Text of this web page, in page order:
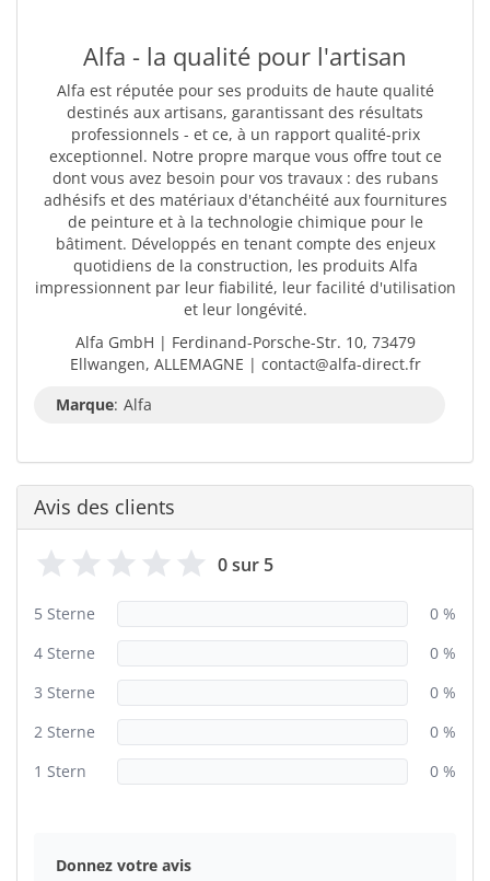
Alfa - la qualité pour l'artisan
Alfa est réputée pour ses produits de haute qualité
destinés aux artisans, garantissant des résultats
professionnels - et ce, à un rapport qualité-prix
exceptionnel. Notre propre marque vous offre tout ce
dont vous avez besoin pour vos travaux : des rubans
adhésifs et des matériaux d'étanchéité aux fournitures
de peinture et à la technologie chimique pour le
bâtiment. Développés en tenant compte des enjeux
quotidiens de la construction, les produits Alfa
impressionnent par leur fiabilité, leur facilité d'utilisation
et leur longévité.
Alfa GmbH | Ferdinand-Porsche-Str. 10, 73479
Ellwangen, ALLEMAGNE | contact@alfa-direct.fr
Marque: Alfa
Avis des clients
0 sur 5
5 Sterne
0 %
4 Sterne
0 %
3 Sterne
0 %
2 Sterne
0 %
1 Stern
0 %
Donnez votre avis